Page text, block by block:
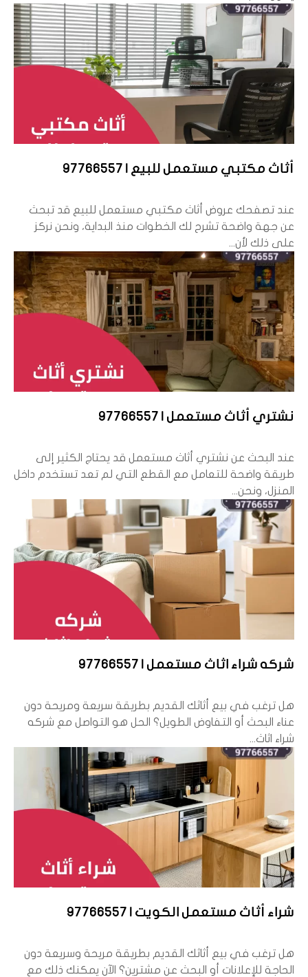
أثاث مكتبي مستعمل للبيع | 97766557
عند تصفحك عروض أثاث مكتبي مستعمل للبيع قد تبحث
عن جهة واضحة تشرح لك الخطوات منذ البداية، ونحن نركز
على ذلك لأن...
نشتري أثاث مستعمل | 97766557
عند البحث عن نشتري أثاث مستعمل قد يحتاج الكثير إلى
طريقة واضحة للتعامل مع القطع التي لم تعد تستخدم داخل
المنزل، ونحن...
شركه شراء اثاث مستعمل | 97766557
هل ترغب في بيع أثاثك القديم بطريقة سريعة ومريحة دون
عناء البحث أو التفاوض الطويل؟ الحل هو التواصل مع شركه
شراء اثاث...
شراء أثاث مستعمل الكويت | 97766557
هل ترغب في بيع أثاثك القديم بطريقة مريحة وسريعة دون
الحاجة للإعلانات أو البحث عن مشترين؟ الآن يمكنك ذلك مع